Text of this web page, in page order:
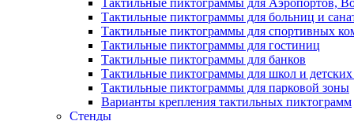
Тактильные пиктограммы для Аэропортов,
Тактильные пиктограммы для больниц и
Тактильные пиктограммы для спортивных
Тактильные пиктограммы для гостиниц
Тактильные пиктограммы для банков
Тактильные пиктограммы для школ и детских
Тактильные пиктограммы для парковой зоны
Варианты крепления тактильных пиктограмм
Стенды